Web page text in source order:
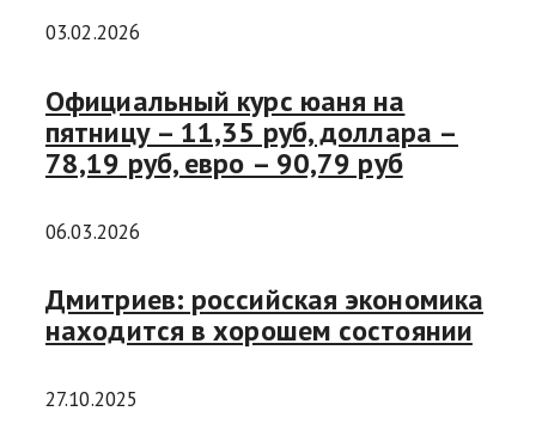
03.02.2026
Официальный курс юаня на
пятницу – 11,35 руб, доллара –
78,19 руб, евро – 90,79 руб
06.03.2026
Дмитриев: российская экономика
находится в хорошем состоянии
27.10.2025